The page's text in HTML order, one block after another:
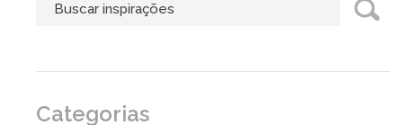
Categorias